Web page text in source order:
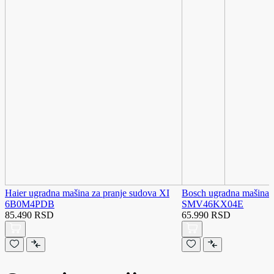
Haier ugradna mašina za pranje sudova XI
6B0M4PDB
85.490 RSD
Bosch ugradna mašina
SMV46KX04E
65.990 RSD